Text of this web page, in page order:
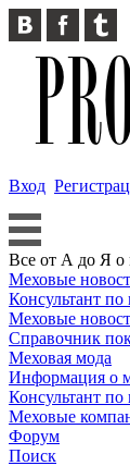
Вход
Все от А до Я о
Меховые
Консультант по
Меховые
Справочник
Меховая мода
Информация о
Консультант по
Меховые
Форум
Поиск